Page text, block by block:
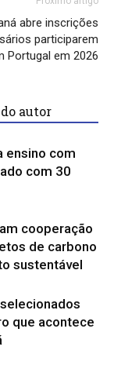
abre inscrições
participarem
Portugal em 2026
autor
ensino com
com 30
cooperação
de carbono
sustentável
que acontece